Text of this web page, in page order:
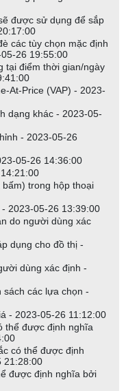
được sử dụng để sắp
các tùy chọn mặc định
26 19:55:00
tại điểm thời gian/ngày
At-Price (VAP) - 2023-
dạng khác - 2023-05-
- 2023-05-26
05-26 14:36:00
trong hộp thoại
2023-05-26 13:39:00
do người dùng xác
dụng cho đồ thị -
dùng xác định -
sách các lựa chọn -
- 2023-05-26 11:12:00
thể được định nghĩa
có thể được định
21:28:00
được định nghĩa bởi